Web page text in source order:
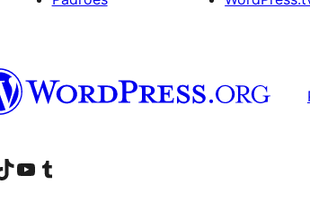
no Instagram
conta no LinkedIn
our TikTok account
Visit our YouTube channel
Visit our Tumblr account